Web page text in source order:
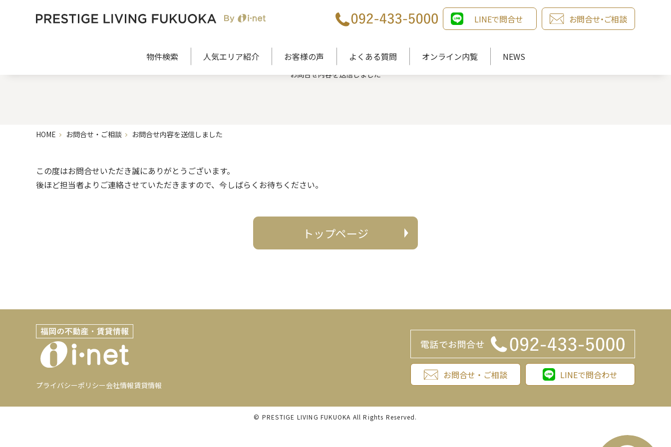
LINEで問合せ お問合せ・ご相談
物件検索 人気エリア紹介 お客様の声 よくある質問 オンライン内覧 NEWS
CONTACT
お問合せ内容を送信しました
HOME お問合せ・ご相談 お問合せ内容を送信しました
この度はお問合せいただき誠にありがとうございます。
後ほど担当者よりご連絡させていただきますので、今しばらくお待ちください。
トップページ
プライバシーポリシー会社情報賃貸情報
お問合せ・ご相談 LINEで問合わせ
© PRESTIGE LIVING FUKUOKA All Rights Reserved.